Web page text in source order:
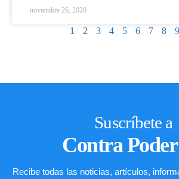
noviembre 26, 2020
1 2 3 4 5 6 7 8 9
Suscríbete a
Contra Poder
Recibe todas las noticias, artículos,